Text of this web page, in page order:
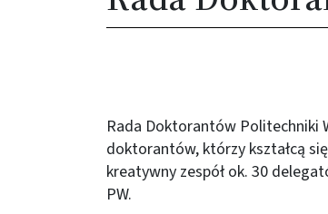
Rada Doktorantów Politechniki
doktorantów, którzy kształcą
kreatywny zespół ok. 30
PW.